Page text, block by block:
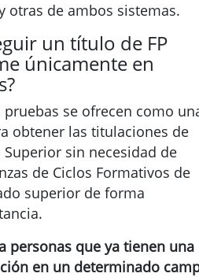
otras de ambos sistemas.
un título de FP
únicamente en
pruebas se ofrecen como
obtener las titulaciones de
sin necesidad de
de Ciclos Formativos de
superior de forma
personas que ya tienen una
en un determinado